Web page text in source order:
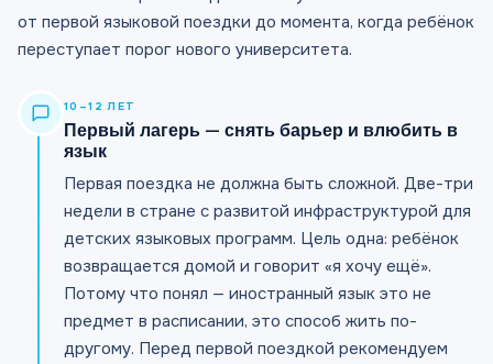
от первой языковой поездки до момента, когда ребёнок
переступает порог нового университета.
10–12 ЛЕТ
Первый лагерь — снять барьер и влюбить в
язык
Первая поездка не должна быть сложной. Две-три
недели в стране с развитой инфраструктурой для
детских языковых программ. Цель одна: ребёнок
возвращается домой и говорит «я хочу ещё».
Потому что понял — иностранный язык это не
предмет в расписании, это способ жить по-
другому. Перед первой поездкой рекомендуем